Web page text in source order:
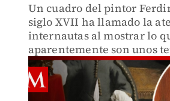
Un cuadro del pintor
siglo XVII ha llamado la
internautas al mostrar lo
aparentemente son unos
famosa marca de la